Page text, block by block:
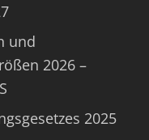
und
2026 –
2025